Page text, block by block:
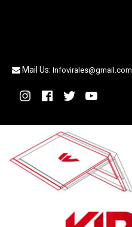
Mail Us: Infovirales@gmail.com